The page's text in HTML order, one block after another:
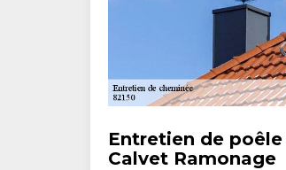
Entretien de
Calvet Ramonage